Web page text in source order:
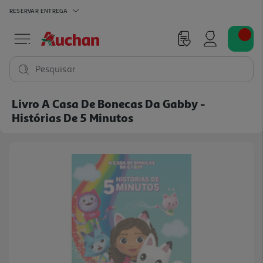
RESERVAR ENTREGA
Pesquisar
Livro A Casa De Bonecas Da Gabby -
Histórias De 5 Minutos